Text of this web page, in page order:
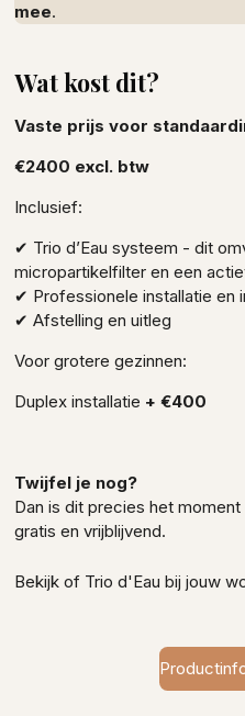
mee.
Wat kost dit?
Vaste prijs voor
€2400 excl. btw
Inclusief:
✔ Trio d’Eau systeem - dit
micropartikelfilter en een
✔ Professionele installatie en
✔ Afstelling en uitleg
Voor grotere gezinnen:
Duplex installatie + €400
Twijfel je nog?
Dan is dit precies het
gratis en vrijblijvend.
Bekijk of Trio d'Eau bij jouw